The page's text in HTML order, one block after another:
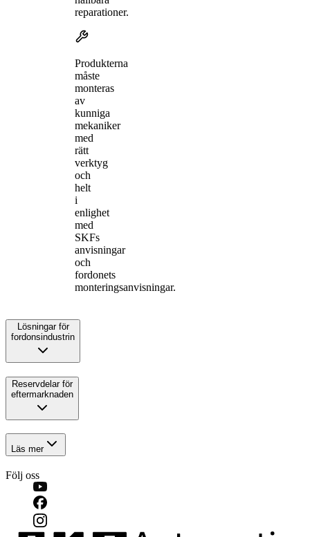
reparationer.
Produkterna
måste
monteras
av
kunniga
mekaniker
med
rätt
verktyg
och
helt
i
enlighet
med
SKFs
anvisningar
och
fordonets
monteringsanvisningar.
Lösningar för
fordonsindustrin
Reservdelar för
eftermarknaden
Läs mer
Följ oss